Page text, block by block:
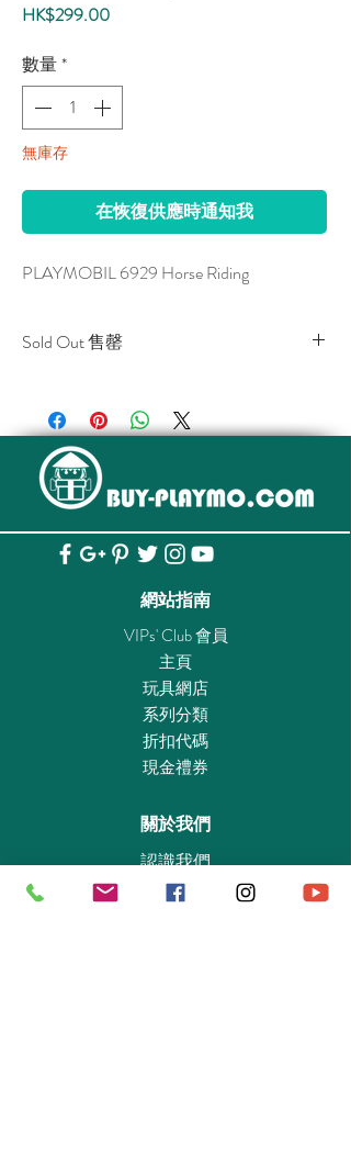
HK$299.00價
數量*
無庫存
在恢復供應時通知我
PLAYMOBIL 6929 Horse Riding
Sold Out 售罄
該貨品已全部售罄。
網站指南
VIPs' Club 會員
主頁
玩具網店
系列分類
折扣代碼
現金禮券
關於我們
認識我們
實體專賣店